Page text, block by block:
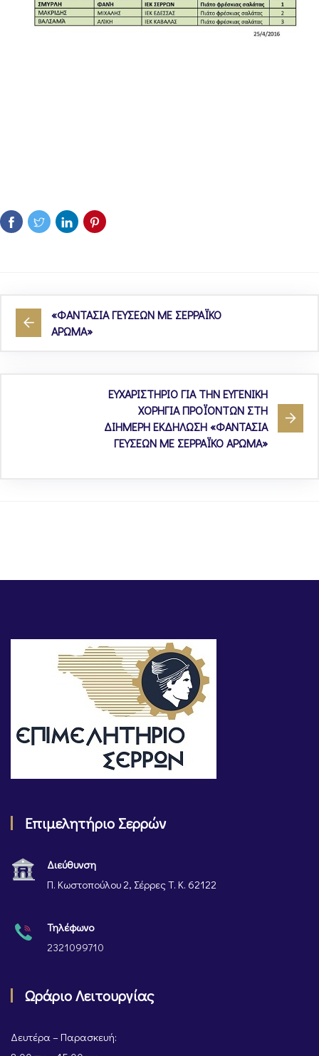
«ΦΑΝΤΑΣΙΑ ΓΕΥΣΕΩΝ ΜΕ ΣΕΡΡΑΪΚΟ
ΑΡΩΜΑ»
ΕΥΧΑΡΙΣΤΗΡΙΟ ΓΙΑ ΤΗΝ ΕΥΓΕΝΙΚΗ
ΧΟΡΗΓΙΑ ΠΡΟΪΟΝΤΩΝ ΣΤΗ
ΔΙΗΜΕΡΗ ΕΚΔΗΛΩΣΗ «ΦΑΝΤΑΣΙΑ
ΓΕΥΣΕΩΝ ΜΕ ΣΕΡΡΑΪΚΟ ΑΡΩΜΑ»
Επιμελητήριο Σερρών
Διεύθυνση
Π. Κωστοπούλου 2, Σέρρες Τ. Κ. 62122
Τηλέφωνο
2321099710
Ωράριο Λειτουργίας
Δευτέρα – Παρασκευή: